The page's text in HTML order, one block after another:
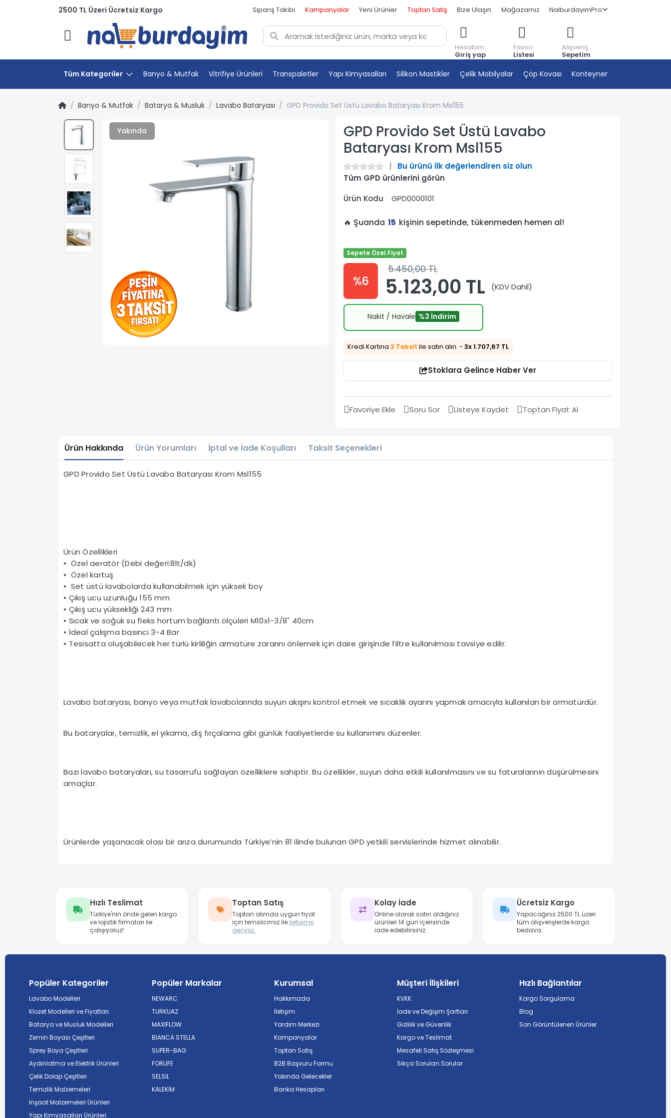
2500 TL Üzeri Ücretsiz Kargo Sipariş Takibi Kampanyalar Yeni Ürünler Toptan Satış Bize Ulaşın Mağazamız NalburdayımPro
Menü
Hesabım
Giriş yap
Favori
Listesi
Alışveriş
Sepetim
Tüm Kategoriler Banyo & Mutfak Vitrifiye Ürünleri Transpaletler Yapı Kimyasalları Silikon Mastikler Çelik Mobilyalar Çöp Kovası Konteyner
Banyo & Mutfak Batarya & Musluk Lavabo Bataryası GPD Provido Set Üstü Lavabo Bataryası Krom Msl155
Yakında
GPD Provido Set Üstü Lavabo
Bataryası Krom Msl155
Bu ürünü ilk değerlendiren siz olun
Tüm GPD ürünlerini görün
Ürün Kodu
GPD0000101
🔥 Şuanda 15 kişinin sepetinde, tükenmeden hemen al!
Sepete Özel Fiyat
%6
5.450,00 TL
5.123,00 TL (KDV Dahil)
Nakit / Havale %3 İndirim
Kredi Kartına 3 Taksit ile satın alın. - 3x 1.707,67 TL
Stoklara Gelince Haber Ver
Favoriye Ekle Soru Sor Listeye Kaydet Toptan Fiyat Al
Ürün Hakkında Ürün Yorumları İptal ve İade Koşulları Taksit Seçenekleri
GPD Provido Set Üstü Lavabo Bataryası Krom Msl155
Ürün Özellikleri
• Özel aeratör (Debi değeri:8lt/dk)
• Özel kartuş
• Set üstü lavabolarda kullanabilmek için yüksek boy
• Çıkış ucu uzunluğu 155 mm
• Çıkış ucu yüksekliği 243 mm
• Sıcak ve soğuk su fleks hortum bağlantı ölçüleri M10x1-3/8" 40cm
• İdeal çalışma basıncı 3-4 Bar
• Tesisatta oluşabilecek her türlü kirliliğin armatüre zararını önlemek için daire girişinde filtre kullanılması tavsiye edilir.
Lavabo bataryası, banyo veya mutfak lavabolarında suyun akışını kontrol etmek ve sıcaklık ayarını yapmak amacıyla kullanılan bir armatürdür.
Bu bataryalar, temizlik, el yıkama, diş fırçalama gibi günlük faaliyetlerde su kullanımını düzenler.
Bazı lavabo bataryaları, su tasarrufu sağlayan özelliklere sahiptir. Bu özellikler, suyun daha etkili kullanılmasını ve su faturalarının düşürülmesini
amaçlar.
Ürünlerde yaşanacak olası bir arıza durumunda Türkiye’nin 81 ilinde bulunan GPD yetkili servislerinde hizmet alınabilir.
Hızlı Teslimat
Türkiye'nin önde gelen kargo
ve lojistik firmaları ile
çalışıyoruz!
Toptan Satış
Toptan alımda uygun fiyat
için temsilcimiz ile iletişime
geçiniz.
Kolay İade
Online olarak satın aldığınız
ürünleri 14 gün içerisinde
iade edebilirsiniz.
Ücretsiz Kargo
Yapacağınız 2500 TL üzeri
tüm alışverişlerde kargo
bedava.
Popüler Kategoriler
Lavabo Modelleri
Klozet Modelleri ve Fiyatları
Batarya ve Musluk Modelleri
Zemin Boyası Çeşitleri
Sprey Boya Çeşitleri
Aydınlatma ve Elektrik Ürünleri
Çelik Dolap Çeşitleri
Temizlik Malzemeleri
İnşaat Malzemeleri Ürünleri
Yapı Kimyasalları Ürünleri
Popüler Markalar
NEWARC
TURKUAZ
MAXIFLOW
BİANCA STELLA
SUPER-BAG
FORLİFE
SELSİL
KALEKİM
Kurumsal
Hakkımızda
İletişim
Yardım Merkezi
Kampanyalar
Toptan Satış
B2B Başvuru Formu
Yakında Gelecekler
Banka Hesapları
Müşteri İlişkileri
KVKK
İade ve Değişim Şartları
Gizlilik ve Güvenlik
Kargo ve Teslimat
Mesafeli Satış Sözleşmesi
Sıkça Sorulan Sorular
Hızlı Bağlantılar
Kargo Sorgulama
Blog
Son Görüntülenen Ürünler